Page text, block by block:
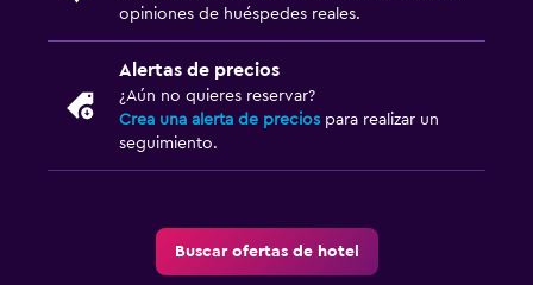
opiniones de huéspedes reales.
Alertas de precios
¿Aún no quieres reservar?
Crea una alerta de precios para realizar un
seguimiento.
Buscar ofertas de hotel